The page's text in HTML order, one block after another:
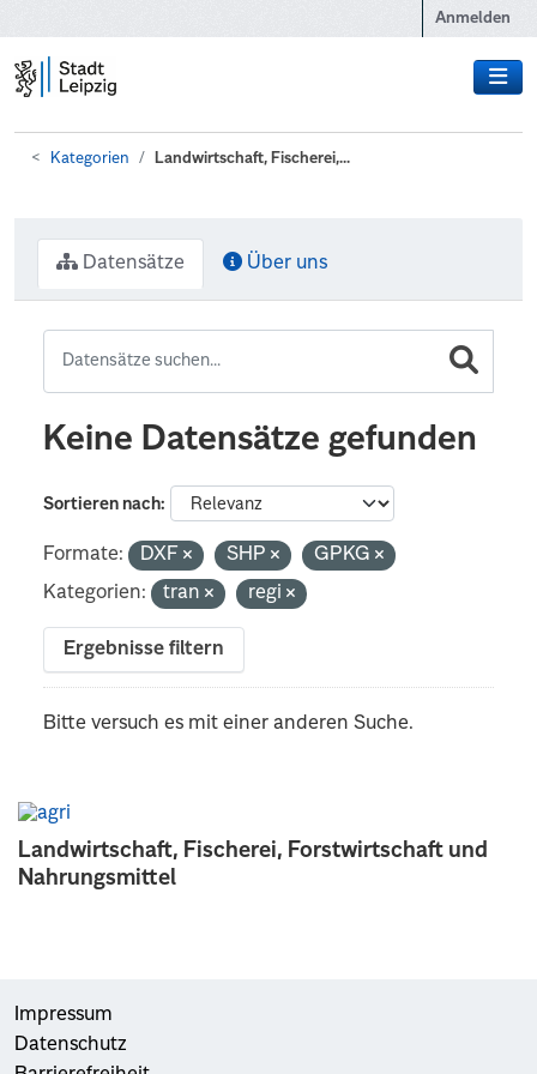
Anmelden
Kategorien Landwirtschaft, Fischerei,...
Landwirtschaft, Fischerei, Forstwirtschaft und
Nahrungsmittel
Datensätze Über uns
Keine Datensätze gefunden
Sortieren nach
Formate: DXF SHP
GPKG
Kategorien:
tran regi
Ergebnisse filtern
Bitte versuch es mit einer anderen Suche.
Impressum
Datenschutz